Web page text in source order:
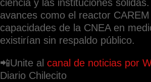
ciencia y las instituciones
avances como el reactor
capacidades de la CNEA en
existirían sin respaldo público.
📲Unite al canal de noticias por
Diario Chilecito